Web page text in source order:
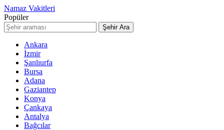
Namaz Vakitleri
Popüler
Şehir Ara
Ankara
İzmir
Şanlıurfa
Bursa
Adana
Gaziantep
Konya
Çankaya
Antalya
Bağcılar